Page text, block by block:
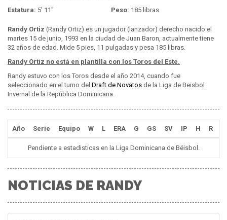
Estatura: 5' 11" Peso: 185 libras
Randy Ortiz (Randy Ortiz) es un jugador (lanzador) derecho nacido el
martes 15 de junio, 1993 en la ciudad de Juan Baron, actualmente tiene
32 años de edad. Mide 5 pies, 11 pulgadas y pesa 185 libras.
Randy Ortiz no está en plantilla con los Toros del Este.
Randy estuvo con los Toros desde el año 2014, cuando fue
seleccionado en el turno del Draft de Novatos de la Liga de Beisbol
Invernal de la República Dominicana.
Año Serie Equipo W L ERA G GS SV IP H R
Pendiente a estadisticas en la Liga Dominicana de Béisbol.
NOTICIAS DE RANDY